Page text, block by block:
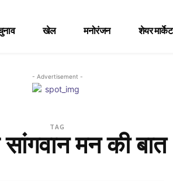
खेल मनोरंजन शेयर मार्केट
- Advertisement -
TAG
सांगवान मन की बात